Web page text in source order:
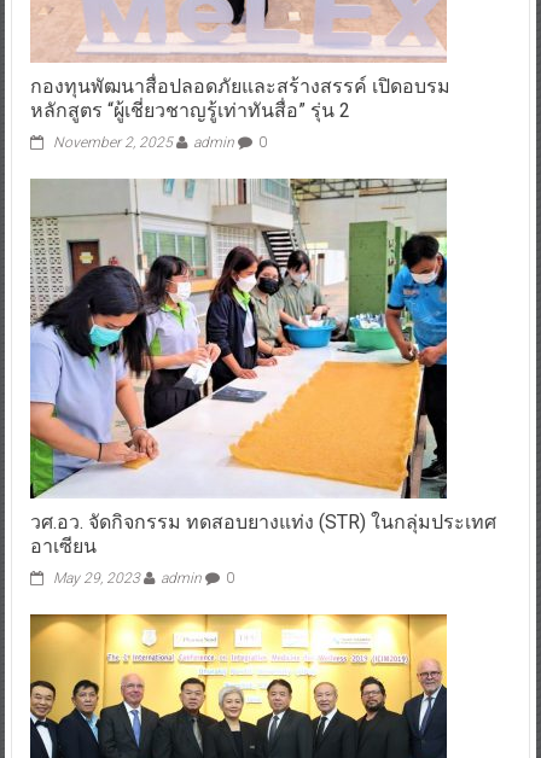
กองทุนพัฒนาสื่อปลอดภัยและสร้างสรรค์ เปิดอบรม
หลักสูตร “ผู้เชี่ยวชาญรู้เท่าทันสื่อ” รุ่น 2
November 2, 2025 admin 0
วศ.อว. จัดกิจกรรม ทดสอบยางแท่ง (STR) ในกลุ่มประเทศ
อาเซียน
May 29, 2023 admin 0